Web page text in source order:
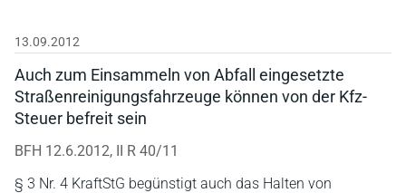
13.09.2012
Auch zum Einsammeln von Abfall eingesetzte
Straßenreinigungsfahrzeuge können von der Kfz-
Steuer befreit sein
BFH 12.6.2012, II R 40/11
§ 3 Nr. 4 KraftStG begünstigt auch das Halten von